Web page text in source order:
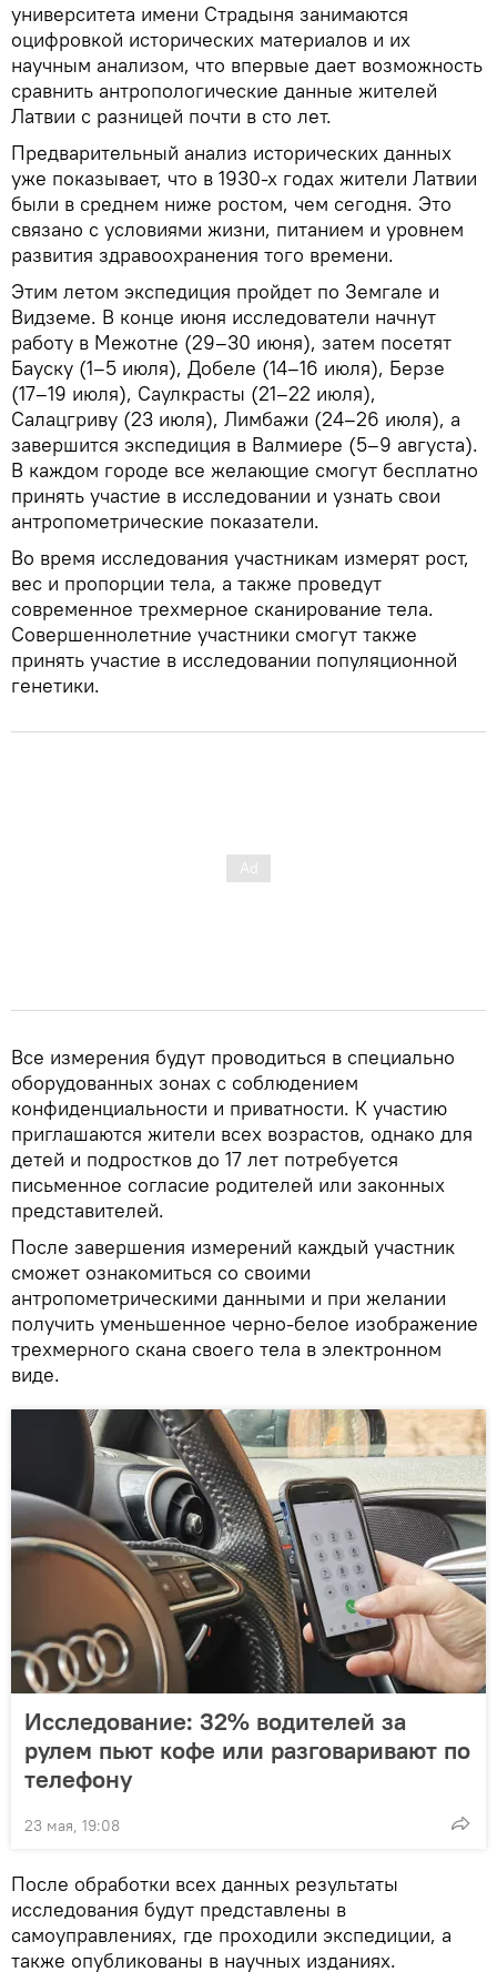
университета имени Страдыня занимаются
оцифровкой исторических материалов и их
научным анализом, что впервые дает возможность
сравнить антропологические данные жителей
Латвии с разницей почти в сто лет.
Предварительный анализ исторических данных
уже показывает, что в 1930-х годах жители Латвии
были в среднем ниже ростом, чем сегодня. Это
связано с условиями жизни, питанием и уровнем
развития здравоохранения того времени.
Этим летом экспедиция пройдет по Земгале и
Видземе. В конце июня исследователи начнут
работу в Межотне (29–30 июня), затем посетят
Бауску (1–5 июля), Добеле (14–16 июля), Берзе
(17–19 июля), Саулкрасты (21–22 июля),
Салацгриву (23 июля), Лимбажи (24–26 июля), а
завершится экспедиция в Валмиере (5–9 августа).
В каждом городе все желающие смогут бесплатно
принять участие в исследовании и узнать свои
антропометрические показатели.
Во время исследования участникам измерят рост,
вес и пропорции тела, а также проведут
современное трехмерное сканирование тела.
Совершеннолетние участники смогут также
принять участие в исследовании популяционной
генетики.
Все измерения будут проводиться в специально
оборудованных зонах с соблюдением
конфиденциальности и приватности. К участию
приглашаются жители всех возрастов, однако для
детей и подростков до 17 лет потребуется
письменное согласие родителей или законных
представителей.
После завершения измерений каждый участник
сможет ознакомиться со своими
антропометрическими данными и при желании
получить уменьшенное черно-белое изображение
трехмерного скана своего тела в электронном
виде.
Исследование: 32% водителей за
рулем пьют кофе или разговаривают по
телефону
23 мая, 19:08
После обработки всех данных результаты
исследования будут представлены в
самоуправлениях, где проходили экспедиции, а
также опубликованы в научных изданиях.